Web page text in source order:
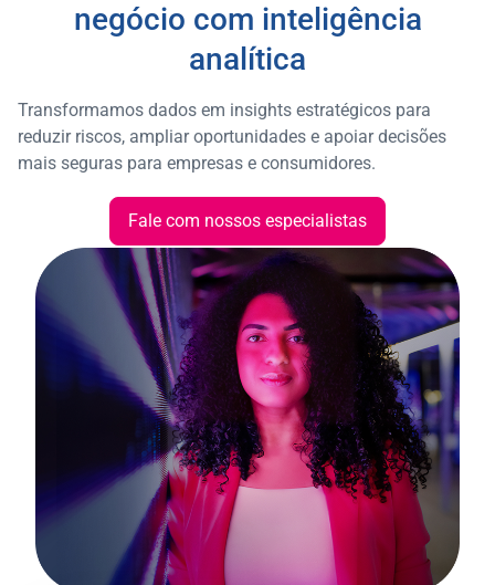
negócio com inteligência
analítica
Transformamos dados em insights estratégicos para
reduzir riscos, ampliar oportunidades e apoiar decisões
mais seguras para empresas e consumidores.
Fale com nossos especialistas